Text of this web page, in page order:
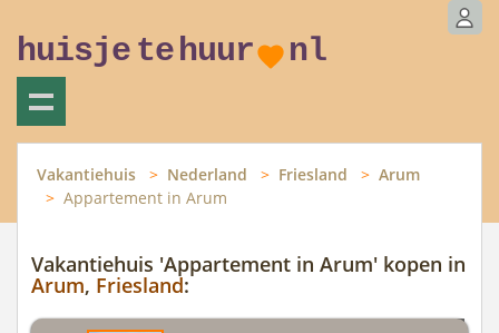
huisje tehuur nl
Vakantiehuis Nederland Friesland
Arum
Appartement in Arum
Vakantiehuis 'Appartement in Arum' kopen in
Arum, Friesland: